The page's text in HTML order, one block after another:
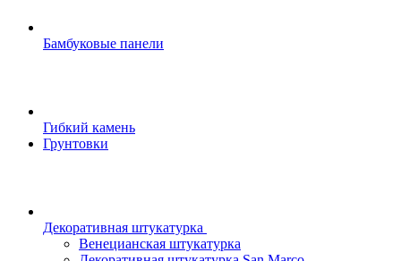
Бамбуковые панели
Гибкий камень
Грунтовки
Декоративная штукатурка
Венецианская штукатурка